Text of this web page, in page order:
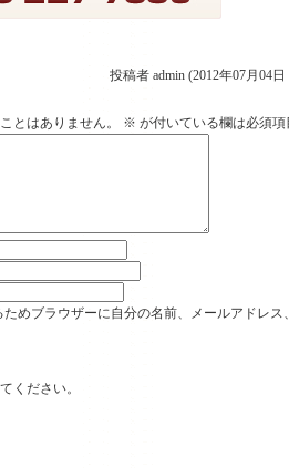
投稿者 admin (2012年07月04
とはありません。 ※ が付いている欄は必須項
めブラウザーに自分の名前、メールアドレス
ください。